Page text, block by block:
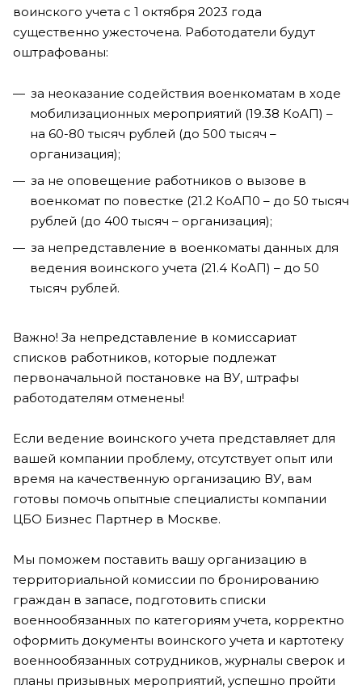
воинского учета с 1 октября 2023 года
существенно ужесточена. Работодатели будут
оштрафованы:
за неоказание содействия военкоматам в ходе
мобилизационных мероприятий (19.38 КоАП) –
на 60-80 тысяч рублей (до 500 тысяч –
организация);
за не оповещение работников о вызове в
военкомат по повестке (21.2 КоАП0 – до 50 тысяч
рублей (до 400 тысяч – организация);
за непредставление в военкоматы данных для
ведения воинского учета (21.4 КоАП) – до 50
тысяч рублей.
Важно! За непредставление в комиссариат
списков работников, которые подлежат
первоначальной постановке на ВУ, штрафы
работодателям отменены!
Если ведение воинского учета представляет для
вашей компании проблему, отсутствует опыт или
время на качественную организацию ВУ, вам
готовы помочь опытные специалисты компании
ЦБО Бизнес Партнер в Москве.
Мы поможем поставить вашу организацию в
территориальной комиссии по бронированию
граждан в запасе, подготовить списки
военнообязанных по категориям учета, корректно
оформить документы воинского учета и картотеку
военнообязанных сотрудников, журналы сверок и
планы призывных мероприятий, успешно пройти